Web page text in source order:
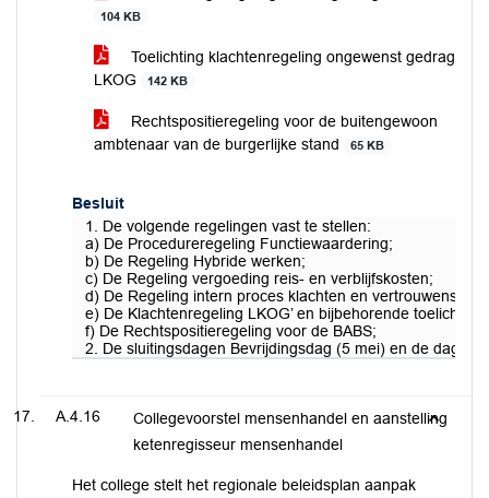
104 KB
Toelichting klachtenregeling ongewenst gedrag
LKOG
142 KB
Rechtspositieregeling voor de buitengewoon
ambtenaar van de burgerlijke stand
65 KB
Besluit
1. De volgende regelingen vast te stellen:
a) De Procedureregeling Functiewaardering;
b) De Regeling Hybride werken;
c) De Regeling vergoeding reis- en verblijfskosten;
d) De Regeling intern proces klachten en
e) De Klachtenregeling LKOG’ en bijbehorende toelichting;
f) De Rechtspositieregeling voor de BABS;
2. De sluitingsdagen Bevrijdingsdag (5 mei) en de dag
A.4.16
Collegevoorstel mensenhandel en aanstelling
ketenregisseur mensenhandel
Het college stelt het regionale beleidsplan aanpak